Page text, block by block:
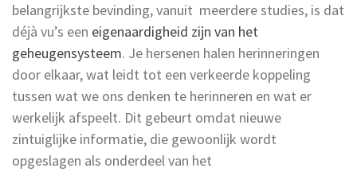
belangrijkste bevinding, vanuit meerdere studies, is dat
déjà vu’s een eigenaardigheid zijn van het
geheugensysteem. Je hersenen halen herinneringen
door elkaar, wat leidt tot een verkeerde koppeling
tussen wat we ons denken te herinneren en wat er
werkelijk afspeelt. Dit gebeurt omdat nieuwe
zintuiglijke informatie, die gewoonlijk wordt
opgeslagen als onderdeel van het